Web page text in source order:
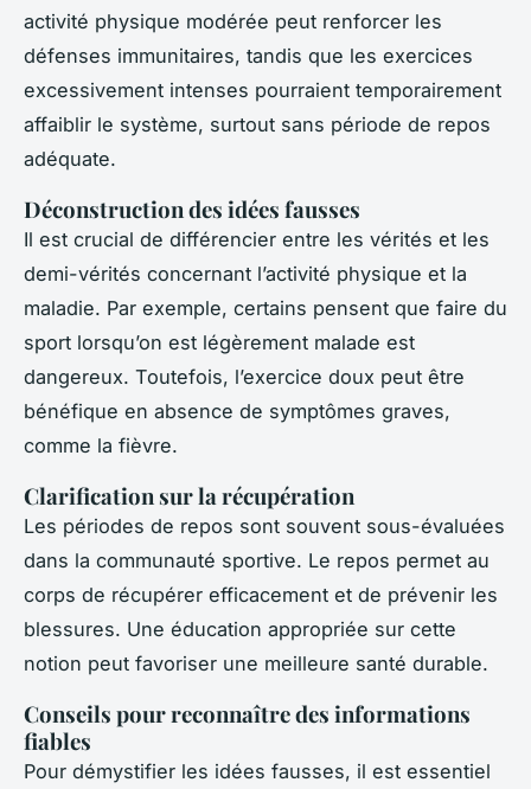
activité physique modérée peut renforcer les
défenses immunitaires, tandis que les exercices
excessivement intenses pourraient temporairement
affaiblir le système, surtout sans période de repos
adéquate.
Déconstruction des idées fausses
Il est crucial de différencier entre les vérités et les
demi-vérités concernant l’activité physique et la
maladie. Par exemple, certains pensent que faire du
sport lorsqu’on est légèrement malade est
dangereux. Toutefois, l’exercice doux peut être
bénéfique en absence de symptômes graves,
comme la fièvre.
Clarification sur la récupération
Les périodes de repos sont souvent sous-évaluées
dans la communauté sportive. Le repos permet au
corps de récupérer efficacement et de prévenir les
blessures. Une éducation appropriée sur cette
notion peut favoriser une meilleure santé durable.
Conseils pour reconnaître des informations
fiables
Pour démystifier les idées fausses, il est essentiel